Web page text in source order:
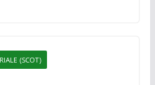
(SCOT)